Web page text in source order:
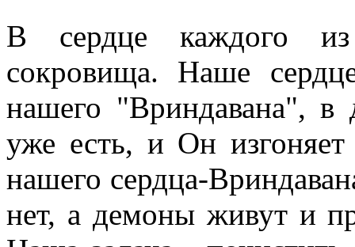
В сердце каждого
сокровища. Наше
нашего "Вриндавана", в
уже есть, и Он
нашего сердца-
нет, а демоны живут и